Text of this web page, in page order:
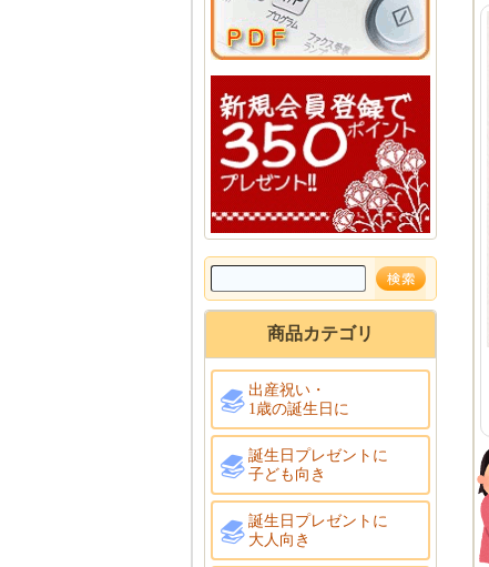
商品カテゴリ
出産祝い・
1歳の誕生日に
誕生日プレゼントに
子ども向き
誕生日プレゼントに
大人向き